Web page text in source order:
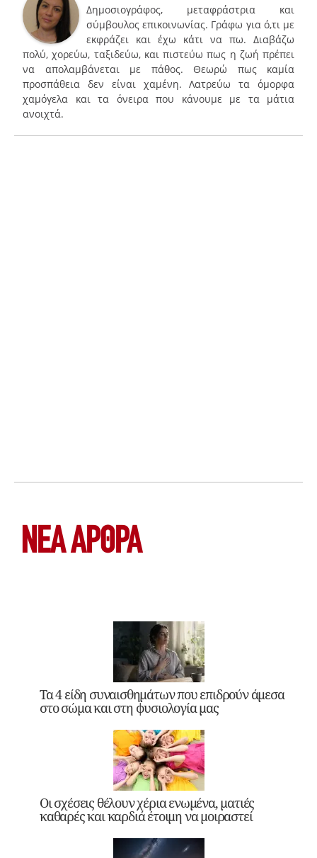
Δημοσιογράφος, μεταφράστρια και
σύμβουλος επικοινωνίας. Γράφω για ό,τι με
εκφράζει και έχω κάτι να πω. Διαβάζω
πολύ, χορεύω, ταξιδεύω, και πιστεύω πως η ζωή πρέπει
να απολαμβάνεται με πάθος. Θεωρώ πως καμία
προσπάθεια δεν είναι χαμένη. Λατρεύω τα όμορφα
χαμόγελα και τα όνειρα που κάνουμε με τα μάτια
ανοιχτά.
ΝΕΑ ΆΡΘΡΑ
Τα 4 είδη συναισθημάτων που επιδρούν άμεσα
στο σώμα και στη φυσιολογία μας
Οι σχέσεις θέλουν χέρια ενωμένα, ματιές
καθαρές και καρδιά έτοιμη να μοιραστεί